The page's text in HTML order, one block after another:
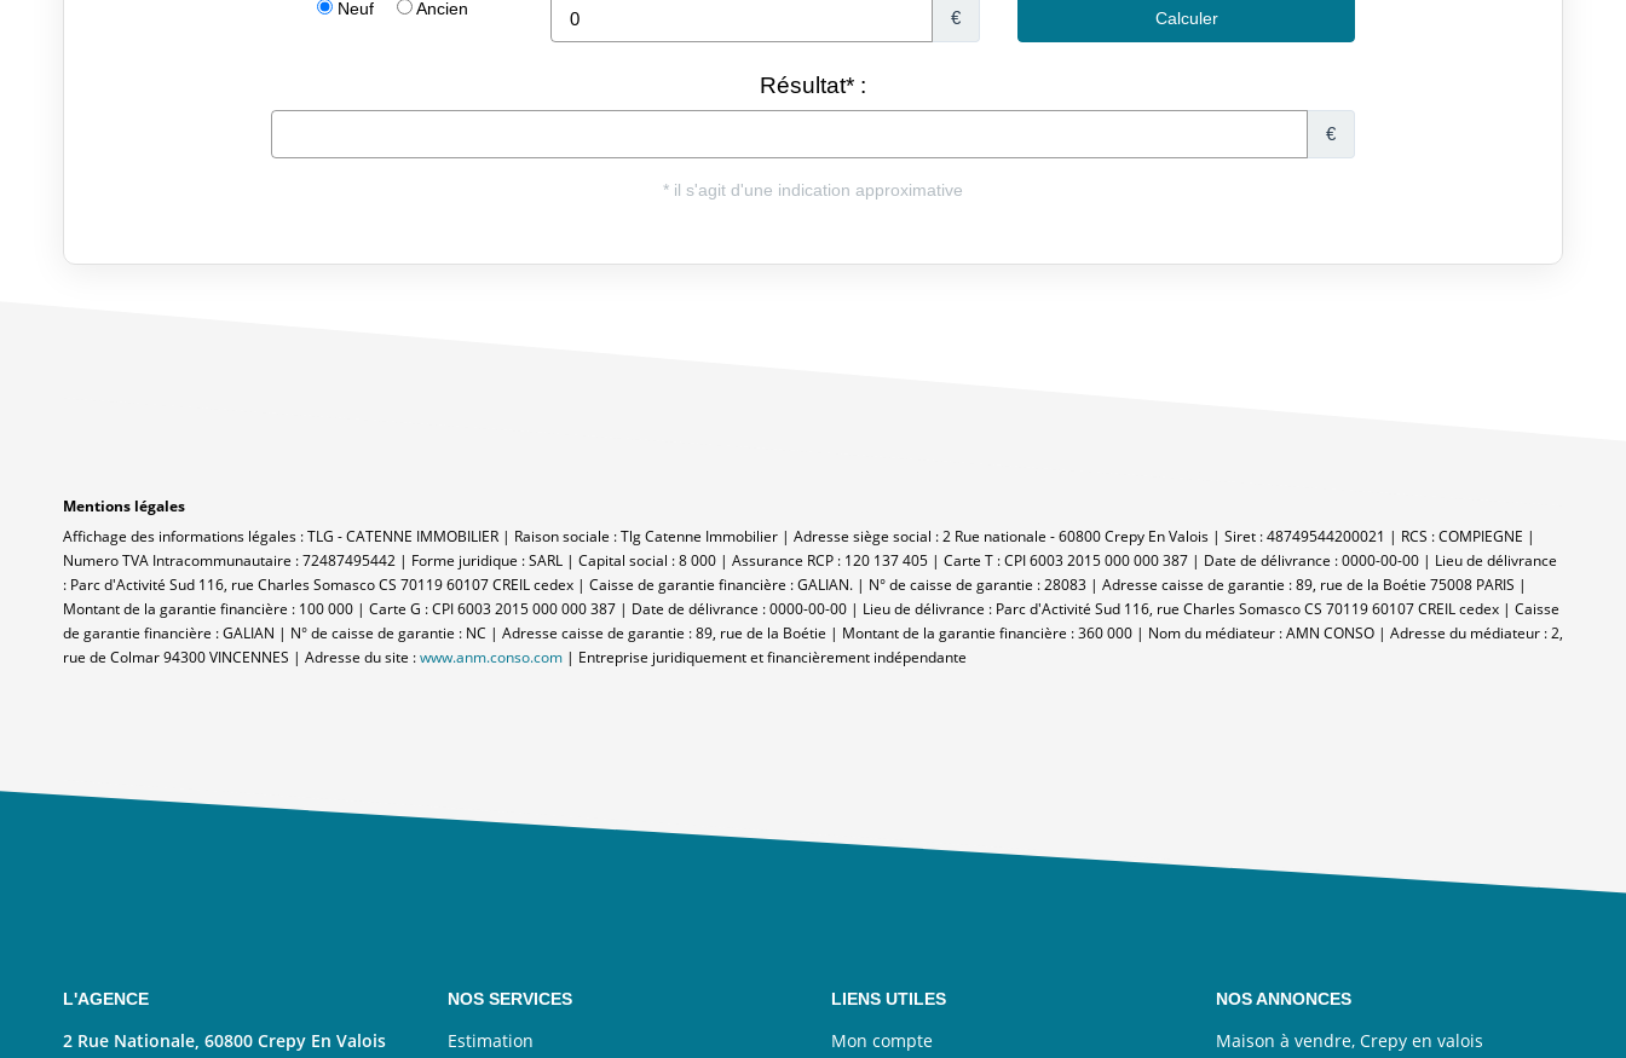
Mentions légales
Affichage des informations légales : TLG - CATENNE IMMOBILIER | Raison sociale : Tlg Catenne Immobilier | Adresse siège social : 2 Rue nationale - 60800 Crepy En Valois | Siret : 48749544200021 | RCS : COMPIEGNE |
Numero TVA Intracommunautaire : 72487495442 | Forme juridique : SARL | Capital social : 8 000 | Assurance RCP : 120 137 405 | Carte T : CPI 6003 2015 000 000 387 | Date de délivrance : 0000-00-00 | Lieu de délivrance
: Parc d'Activité Sud 116, rue Charles Somasco CS 70119 60107 CREIL cedex | Caisse de garantie financière : GALIAN. | N° de caisse de garantie : 28083 | Adresse caisse de garantie : 89, rue de la Boétie 75008 PARIS |
Montant de la garantie financière : 100 000 | Carte G : CPI 6003 2015 000 000 387 | Date de délivrance : 0000-00-00 | Lieu de délivrance : Parc d'Activité Sud 116, rue Charles Somasco CS 70119 60107 CREIL cedex | Caisse
de garantie financière : GALIAN | N° de caisse de garantie : NC | Adresse caisse de garantie : 89, rue de la Boétie | Montant de la garantie financière : 360 000 | Nom du médiateur : AMN CONSO | Adresse du médiateur : 2,
rue de Colmar 94300 VINCENNES | Adresse du site :www.anm.conso.com | Entreprise juridiquement et financièrement indépendante
L'AGENCE
2 Rue Nationale, 60800 Crepy En Valois
NOS SERVICES
Estimation
LIENS UTILES
Mon compte
NOS ANNONCES
Maison à vendre, Crepy en valois